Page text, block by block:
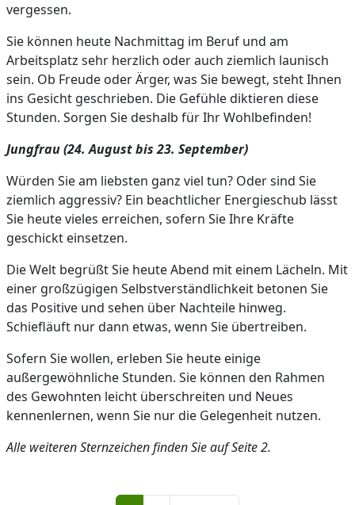
vergessen.
Sie können heute Nachmittag im Beruf und am
Arbeitsplatz sehr herzlich oder auch ziemlich launisch
sein. Ob Freude oder Ärger, was Sie bewegt, steht Ihnen
ins Gesicht geschrieben. Die Gefühle diktieren diese
Stunden. Sorgen Sie deshalb für Ihr Wohlbefinden!
Jungfrau (24. August bis 23. September)
Würden Sie am liebsten ganz viel tun? Oder sind Sie
ziemlich aggressiv? Ein beachtlicher Energieschub lässt
Sie heute vieles erreichen, sofern Sie Ihre Kräfte
geschickt einsetzen.
Die Welt begrüßt Sie heute Abend mit einem Lächeln. Mit
einer großzügigen Selbstverständlichkeit betonen Sie
das Positive und sehen über Nachteile hinweg.
Schiefläuft nur dann etwas, wenn Sie übertreiben.
Sofern Sie wollen, erleben Sie heute einige
außergewöhnliche Stunden. Sie können den Rahmen
des Gewohnten leicht überschreiten und Neues
kennenlernen, wenn Sie nur die Gelegenheit nutzen.
Alle weiteren Sternzeichen finden Sie auf Seite 2.